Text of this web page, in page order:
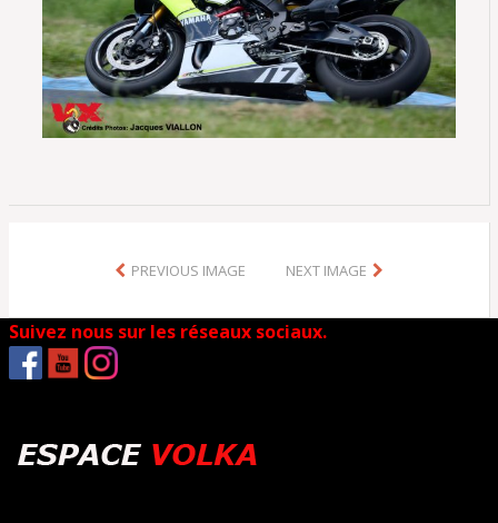
PREVIOUS IMAGE NEXT IMAGE
Suivez nous sur les réseaux sociaux.